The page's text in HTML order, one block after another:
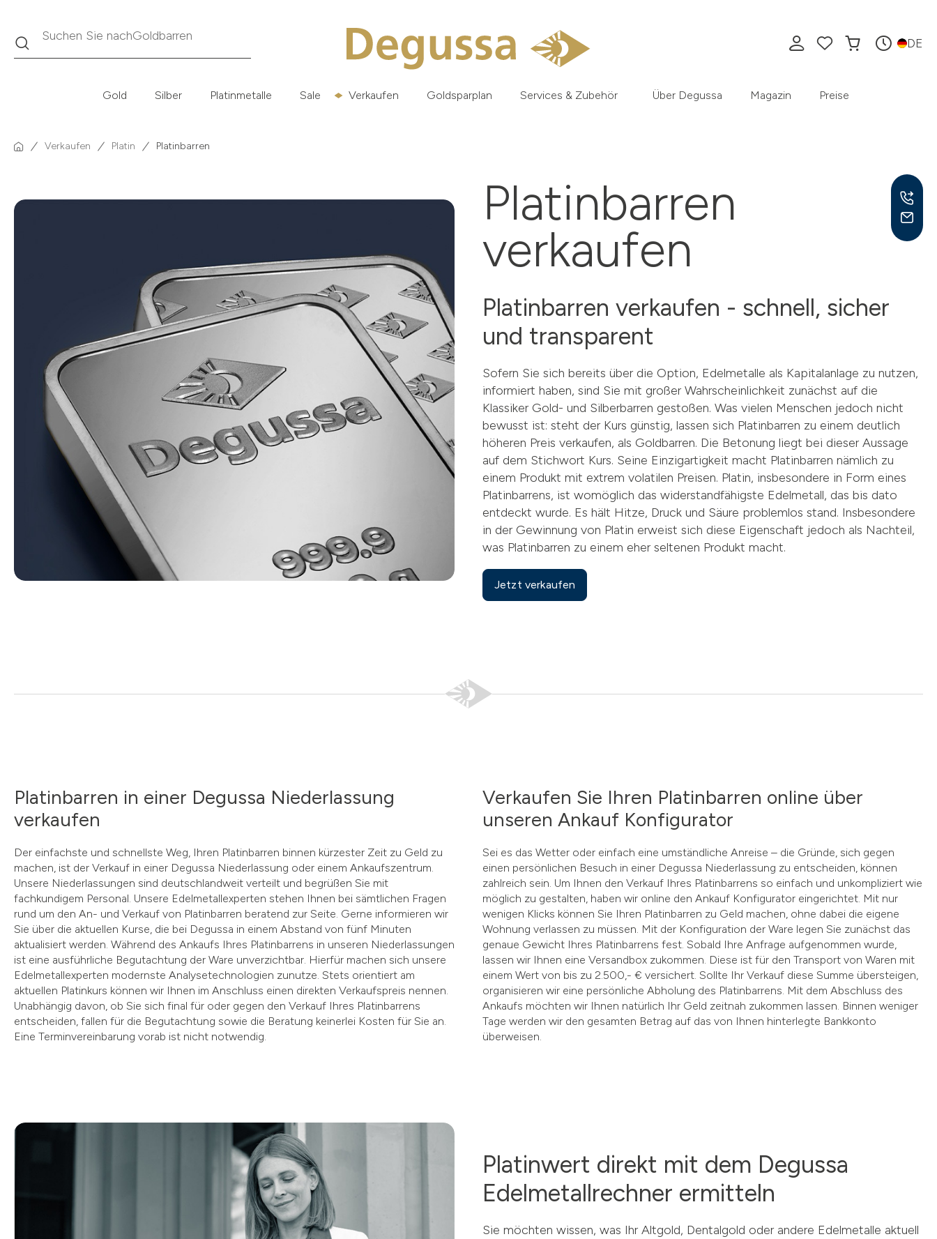
Suche Suchen Sie nachKrügerrand DE
Gold Silber Platinmetalle Sale Verkaufen Goldsparplan Services & Zubehör Über Degussa Magazin Preise
Verkaufen Platin Platinbarren
Platinbarren
verkaufen
Platinbarren verkaufen - schnell, sicher
und transparent
Sofern Sie sich bereits über die Option, Edelmetalle als Kapitalanlage zu nutzen,
informiert haben, sind Sie mit großer Wahrscheinlichkeit zunächst auf die
Klassiker Gold- und Silberbarren gestoßen. Was vielen Menschen jedoch nicht
bewusst ist: steht der Kurs günstig, lassen sich Platinbarren zu einem deutlich
höheren Preis verkaufen, als Goldbarren. Die Betonung liegt bei dieser Aussage
auf dem Stichwort Kurs. Seine Einzigartigkeit macht Platinbarren nämlich zu
einem Produkt mit extrem volatilen Preisen. Platin, insbesondere in Form eines
Platinbarrens, ist womöglich das widerstandfähigste Edelmetall, das bis dato
entdeckt wurde. Es hält Hitze, Druck und Säure problemlos stand. Insbesondere
in der Gewinnung von Platin erweist sich diese Eigenschaft jedoch als Nachteil,
was Platinbarren zu einem eher seltenen Produkt macht.
Jetzt verkaufen
Platinbarren in einer Degussa Niederlassung
verkaufen
Der einfachste und schnellste Weg, Ihren Platinbarren binnen kürzester Zeit zu Geld zu
machen, ist der Verkauf in einer Degussa Niederlassung oder einem Ankaufszentrum.
Unsere Niederlassungen sind deutschlandweit verteilt und begrüßen Sie mit
fachkundigem Personal. Unsere Edelmetallexperten stehen Ihnen bei sämtlichen Fragen
rund um den An- und Verkauf von Platinbarren beratend zur Seite. Gerne informieren wir
Sie über die aktuellen Kurse, die bei Degussa in einem Abstand von fünf Minuten
aktualisiert werden. Während des Ankaufs Ihres Platinbarrens in unseren Niederlassungen
ist eine ausführliche Begutachtung der Ware unverzichtbar. Hierfür machen sich unsere
Edelmetallexperten modernste Analysetechnologien zunutze. Stets orientiert am
aktuellen Platinkurs können wir Ihnen im Anschluss einen direkten Verkaufspreis nennen.
Unabhängig davon, ob Sie sich final für oder gegen den Verkauf Ihres Platinbarrens
entscheiden, fallen für die Begutachtung sowie die Beratung keinerlei Kosten für Sie an.
Eine Terminvereinbarung vorab ist nicht notwendig.
Verkaufen Sie Ihren Platinbarren online über
unseren Ankauf Konfigurator
Sei es das Wetter oder einfach eine umständliche Anreise – die Gründe, sich gegen
einen persönlichen Besuch in einer Degussa Niederlassung zu entscheiden, können
zahlreich sein. Um Ihnen den Verkauf Ihres Platinbarrens so einfach und unkompliziert wie
möglich zu gestalten, haben wir online den Ankauf Konfigurator eingerichtet. Mit nur
wenigen Klicks können Sie Ihren Platinbarren zu Geld machen, ohne dabei die eigene
Wohnung verlassen zu müssen. Mit der Konfiguration der Ware legen Sie zunächst das
genaue Gewicht Ihres Platinbarrens fest. Sobald Ihre Anfrage aufgenommen wurde,
lassen wir Ihnen eine Versandbox zukommen. Diese ist für den Transport von Waren mit
einem Wert von bis zu 2.500,- € versichert. Sollte Ihr Verkauf diese Summe übersteigen,
organisieren wir eine persönliche Abholung des Platinbarrens. Mit dem Abschluss des
Ankaufs möchten wir Ihnen natürlich Ihr Geld zeitnah zukommen lassen. Binnen weniger
Tage werden wir den gesamten Betrag auf das von Ihnen hinterlegte Bankkonto
überweisen.
Platinwert direkt mit dem Degussa
Edelmetallrechner ermitteln
Sie möchten wissen, was Ihr Altgold, Dentalgold oder andere Edelmetalle aktuell